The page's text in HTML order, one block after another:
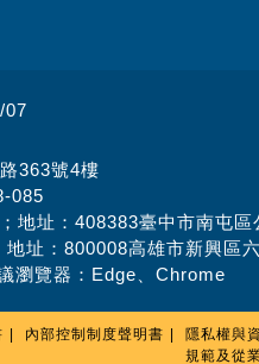
07
363號4樓
085
地址：408383臺中市南屯
址：800008高雄市新興區
瀏覽器：Edge、Chrome
內部控制制度聲明書 隱私權與
規範及從